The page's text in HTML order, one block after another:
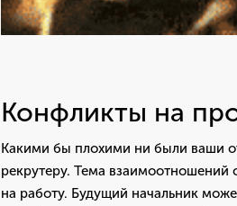
Конфликты на
Какими бы плохими ни были ваши
рекрутеру. Тема взаимоотношений
на работу. Будущий начальник